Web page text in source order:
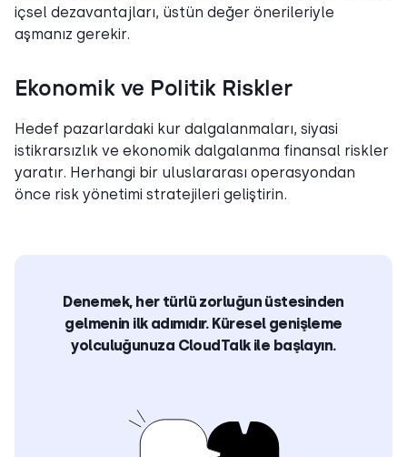
içsel dezavantajları, üstün değer önerileriyle
aşmanız gerekir.
Ekonomik ve Politik Riskler
Hedef pazarlardaki kur dalgalanmaları, siyasi
istikrarsızlık ve ekonomik dalgalanma finansal riskler
yaratır. Herhangi bir uluslararası operasyondan
önce risk yönetimi stratejileri geliştirin.
Denemek, her türlü zorluğun üstesinden
gelmenin ilk adımıdır. Küresel genişleme
yolculuğunuza CloudTalk ile başlayın.